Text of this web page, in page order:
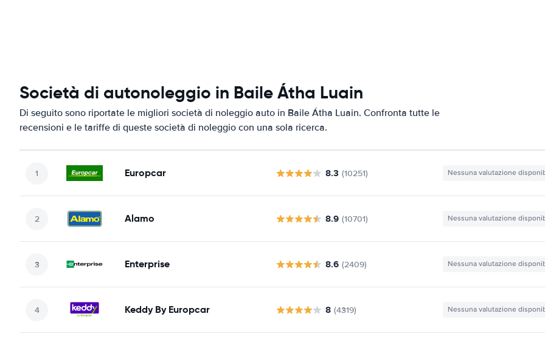
Società di autonoleggio in Baile Átha Luain
Di seguito sono riportate le migliori società di noleggio auto in Baile Átha Luain. Confronta tutte le
recensioni e le tariffe di queste società di noleggio con una sola ricerca.
Europcar 8.3 (10251) Nessuna valutazione
Alamo 8.9 (10701) Nessuna valutazione
Enterprise 8.6 (2409) Nessuna valutazione
Keddy By Europcar 8 (4319) Nessuna valutazione